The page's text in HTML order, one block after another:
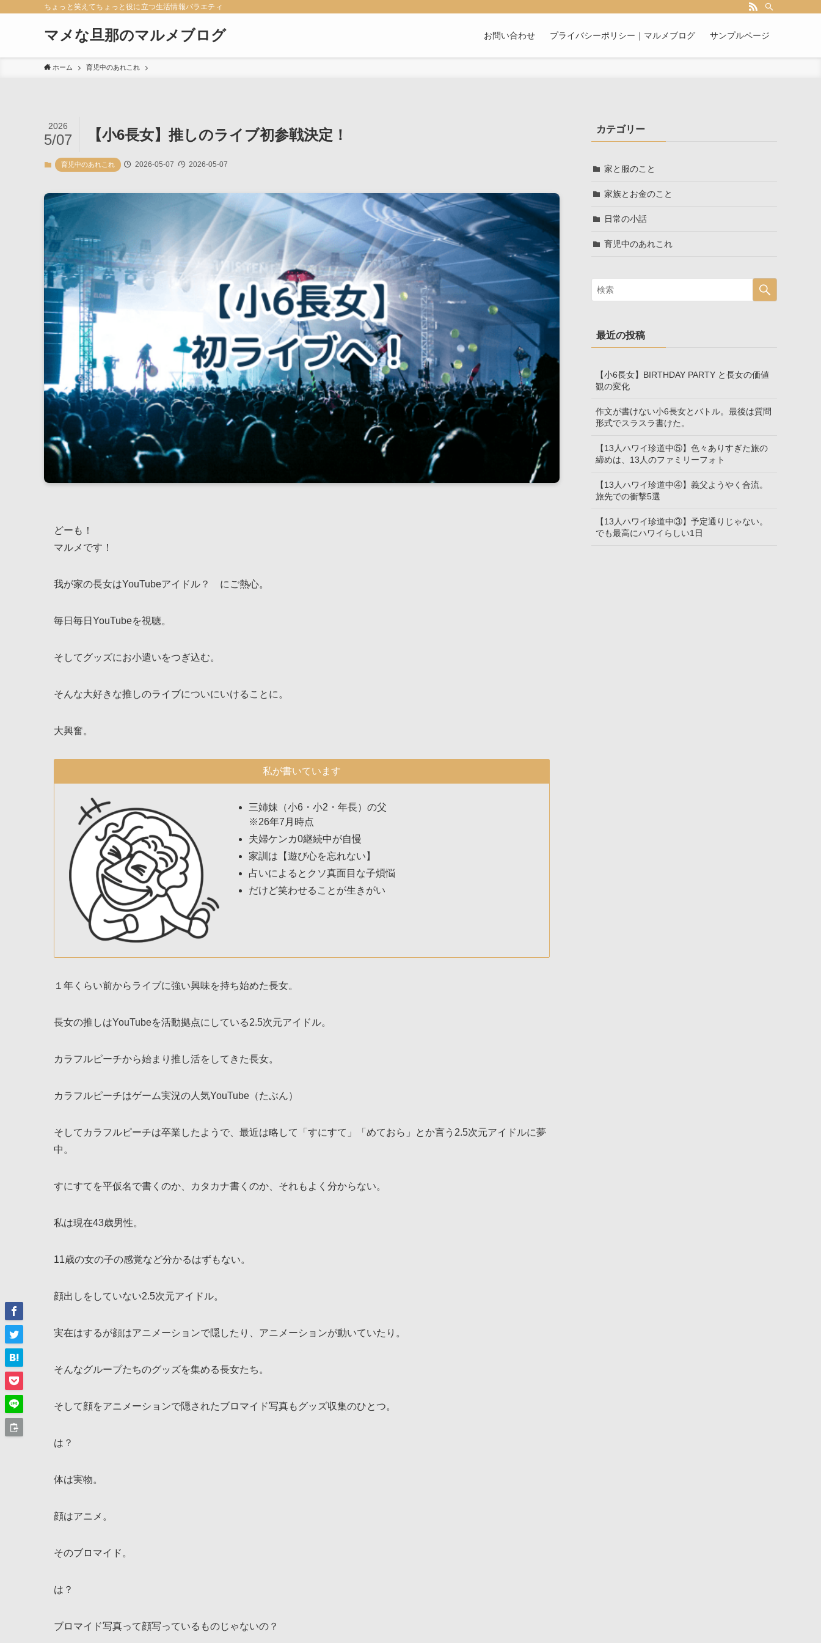
ちょっと笑えてちょっと役に立つ生活情報バラエティ
マメな旦那のマルメブログ お問い合わせ プライバシーポリシー｜マルメブログ サンプルページ
ホーム 育児中のあれこれ
【小6長女】推しのライブ初参戦決定！
2026
5/07
育児中のあれこれ 2026-05-07 2026-05-07
どーも！
マルメです！
我が家の長女はYouTubeアイドル？ にご熱心。
毎日毎日YouTubeを視聴。
そしてグッズにお小遣いをつぎ込む。
そんな大好きな推しのライブについにいけることに。
大興奮。
私が書いています
三姉妹（小6・小2・年長）の父
※26年7月時点
夫婦ケンカ0継続中が自慢
家訓は【遊び心を忘れない】
占いによるとクソ真面目な子煩悩
だけど笑わせることが生きがい
１年くらい前からライブに強い興味を持ち始めた長女。
長女の推しはYouTubeを活動拠点にしている2.5次元アイドル。
カラフルピーチから始まり推し活をしてきた長女。
カラフルピーチはゲーム実況の人気YouTube（たぶん）
そしてカラフルピーチは卒業したようで、最近は略して「すにすて」「めておら」とか言う2.5次元アイドルに夢
中。
すにすてを平仮名で書くのか、カタカナ書くのか、それもよく分からない。
私は現在43歳男性。
11歳の女の子の感覚など分かるはずもない。
顔出しをしていない2.5次元アイドル。
実在はするが顔はアニメーションで隠したり、アニメーションが動いていたり。
そんなグループたちのグッズを集める長女たち。
そして顔をアニメーションで隠されたブロマイド写真もグッズ収集のひとつ。
は？
体は実物。
顔はアニメ。
そのブロマイド。
は？
ブロマイド写真って顔写っているものじゃないの？
カテゴリー
家と服のこと
家族とお金のこと
日常の小話
育児中のあれこれ
最近の投稿
【小6長女】BIRTHDAY PARTY と長女の価値
観の変化
作文が書けない小6長女とバトル。最後は質問
形式でスラスラ書けた。
【13人ハワイ珍道中⑤】色々ありすぎた旅の
締めは、13人のファミリーフォト
【13人ハワイ珍道中④】義父ようやく合流。
旅先での衝撃5選
【13人ハワイ珍道中③】予定通りじゃない。
でも最高にハワイらしい1日